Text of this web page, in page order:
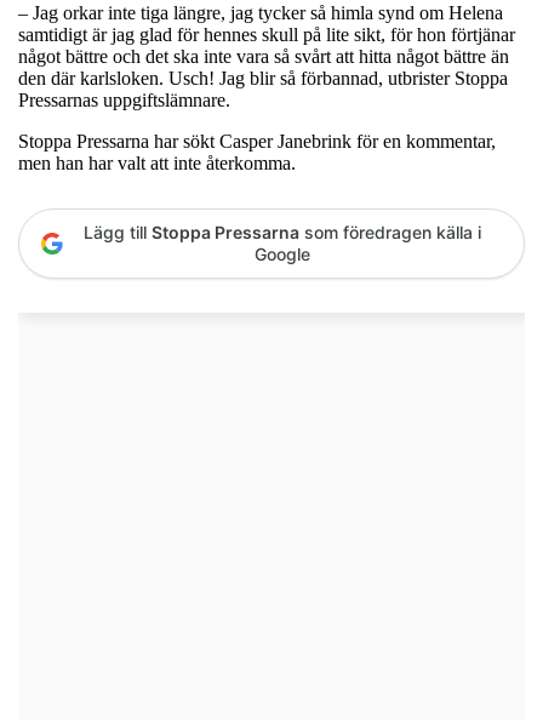
– Jag orkar inte tiga längre, jag tycker så himla synd om Helena
samtidigt är jag glad för hennes skull på lite sikt, för hon förtjänar
något bättre och det ska inte vara så svårt att hitta något bättre än
den där karlsloken. Usch! Jag blir så förbannad, utbrister Stoppa
Pressarnas uppgiftslämnare.
Stoppa Pressarna har sökt Casper Janebrink för en kommentar,
men han har valt att inte återkomma.
Lägg till Stoppa Pressarna som föredragen källa i
Google